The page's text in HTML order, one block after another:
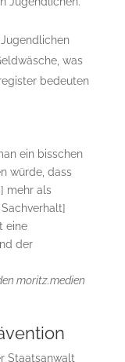
was
bedeuten
ein bisschen
würde, dass
mehr als
eine
der
moritz.medien
Staatsanwalt